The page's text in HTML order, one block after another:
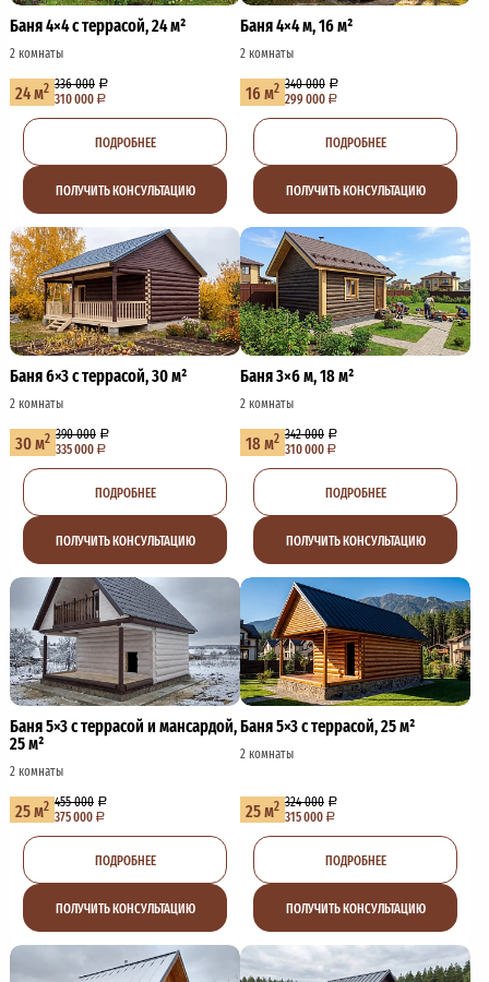
Баня 4×4 с террасой, 24 м²
2 комнаты
24 м2 336 000
310 000
ПОДРОБНЕЕ
ПОЛУЧИТЬ КОНСУЛЬТАЦИЮ
Баня 4×4 м, 16 м²
2 комнаты
16 м2 340 000
299 000
ПОДРОБНЕЕ
ПОЛУЧИТЬ КОНСУЛЬТАЦИЮ
Баня 6×3 с террасой, 30 м²
2 комнаты
30 м2 390 000
335 000
ПОДРОБНЕЕ
ПОЛУЧИТЬ КОНСУЛЬТАЦИЮ
Баня 3×6 м, 18 м²
2 комнаты
18 м2 342 000
310 000
ПОДРОБНЕЕ
ПОЛУЧИТЬ КОНСУЛЬТАЦИЮ
Баня 5×3 с террасой и мансардой,
25 м²
2 комнаты
25 м2 455 000
375 000
ПОДРОБНЕЕ
ПОЛУЧИТЬ КОНСУЛЬТАЦИЮ
Баня 5×3 с террасой, 25 м²
2 комнаты
25 м2 324 000
315 000
ПОДРОБНЕЕ
ПОЛУЧИТЬ КОНСУЛЬТАЦИЮ